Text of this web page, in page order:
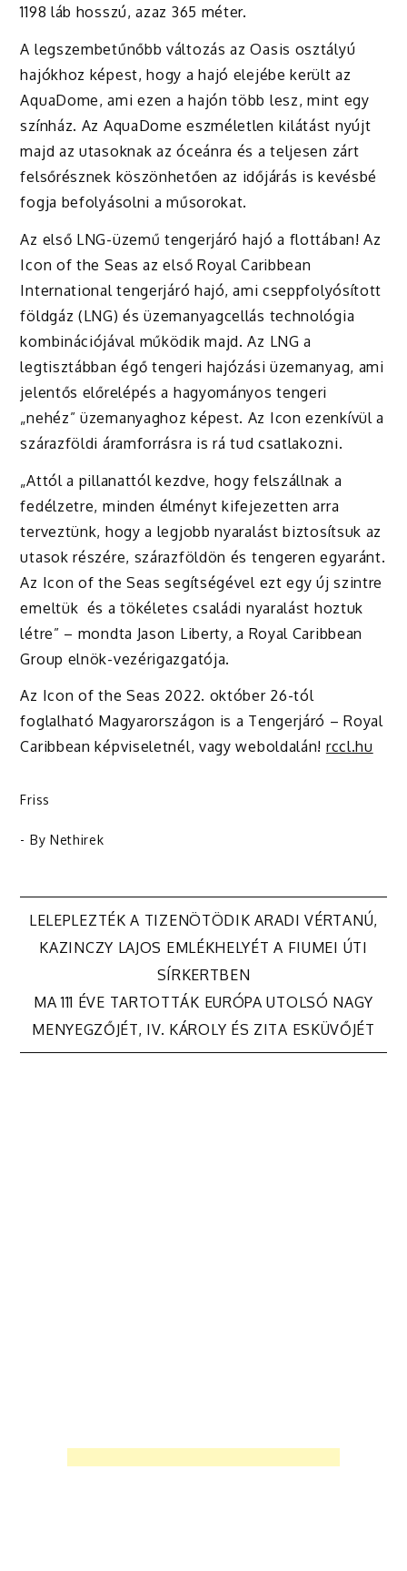
1198 láb hosszú, azaz 365 méter.
A legszembetűnőbb változás az Oasis osztályú
hajókhoz képest, hogy a hajó elejébe került az
AquaDome, ami ezen a hajón több lesz, mint egy
színház. Az AquaDome eszméletlen kilátást nyújt
majd az utasoknak az óceánra és a teljesen zárt
felsőrésznek köszönhetően az időjárás is kevésbé
fogja befolyásolni a műsorokat.
Az első LNG-üzemű tengerjáró hajó a flottában! Az
Icon of the Seas az első Royal Caribbean
International tengerjáró hajó, ami cseppfolyósított
földgáz (LNG) és üzemanyagcellás technológia
kombinációjával működik majd. Az LNG a
legtisztábban égő tengeri hajózási üzemanyag, ami
jelentős előrelépés a hagyományos tengeri
„nehéz” üzemanyaghoz képest. Az Icon ezenkívül a
szárazföldi áramforrásra is rá tud csatlakozni.
„Attól a pillanattól kezdve, hogy felszállnak a
fedélzetre, minden élményt kifejezetten arra
terveztünk, hogy a legjobb nyaralást biztosítsuk az
utasok részére, szárazföldön és tengeren egyaránt.
Az Icon of the Seas segítségével ezt egy új szintre
emeltük és a tökéletes családi nyaralást hoztuk
létre” – mondta Jason Liberty, a Royal Caribbean
Group elnök-vezérigazgatója.
Az Icon of the Seas 2022. október 26-tól
foglalható Magyarországon is a Tengerjáró – Royal
Caribbean képviseletnél, vagy weboldalán! rccl.hu
Friss
- By Nethirek
Bejegyzés
navigáció
LELEPLEZTÉK A TIZENÖTÖDIK ARADI VÉRTANÚ,
KAZINCZY LAJOS EMLÉKHELYÉT A FIUMEI ÚTI
SÍRKERTBEN
MA 111 ÉVE TARTOTTÁK EURÓPA UTOLSÓ NAGY
MENYEGZŐJÉT, IV. KÁROLY ÉS ZITA ESKÜVŐJÉT